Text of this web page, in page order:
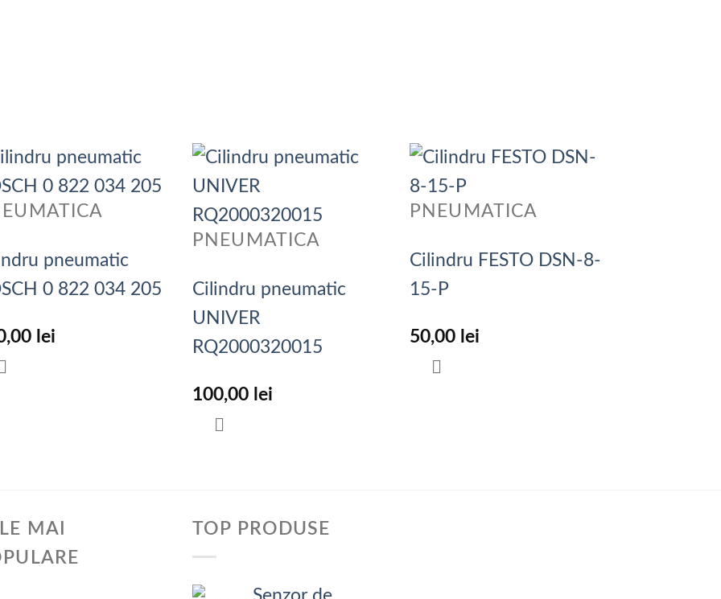
pneumatic
0 822 034 205
lei
PNEUMATICA
Cilindru pneumatic
UNIVER
RQ2000320015
100,00 lei
PNEUMATICA
Cilindru FESTO DSN-8-
15-P
50,00 lei
MAI
TOP PRODUSE